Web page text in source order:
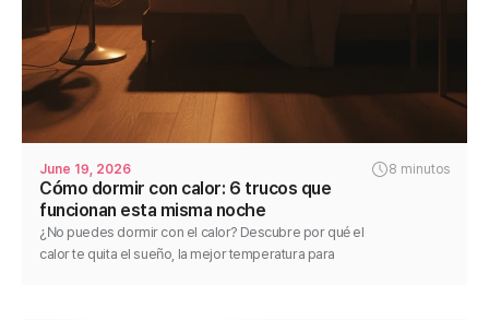
June 19, 2026 8 minutos
Cómo dormir con calor: 6 trucos que
funcionan esta misma noche
¿No puedes dormir con el calor? Descubre por qué el
calor te quita el sueño, la mejor temperatura para